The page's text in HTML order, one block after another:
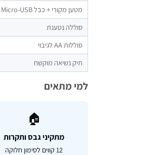
מטען מקורי + כבל Micro-USB
סוללה נטענת
סוללות AA לגיבוי
תיק נשיאה מוקשח
למי מתאים
🏠
מתקיני גבס ותקרות
12 קווים לסימון חלוקה